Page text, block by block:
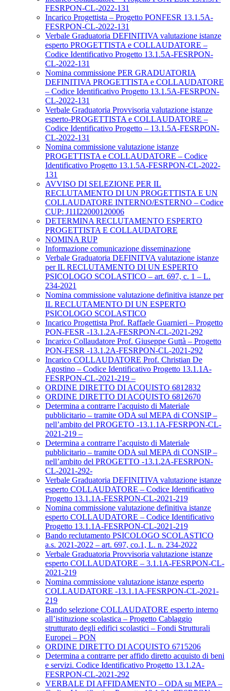
FESRPON-CL-2022-131
Incarico Progettista – Progetto PONFESR 13.1.5A-
FESRPON-CL-2022-131
Verbale Graduatoria DEFINITIVA valutazione istanze
esperto PROGETTISTA e COLLAUDATORE –
Codice Identificativo Progetto 13.1.5A-FESRPON-
CL-2022-131
Nomina commissione PER GRADUATORIA
DEFINITIVA PROGETTISTA e COLLAUDATORE
– Codice Identificativo Progetto 13.1.5A-FESRPON-
CL-2022-131
Verbale Graduatoria Provvisoria valutazione istanze
esperto-PROGETTISTA e COLLAUDATORE –
Codice Identificativo Progetto – 13.1.5A-FESRPON-
CL-2022-131
Nomina commissione valutazione istanze
PROGETTISTA e COLLAUDATORE – Codice
Identificativo Progetto 13.1.5A-FESRPON-CL-2022-
131
AVVISO DI SELEZIONE PER IL
RECLUTAMENTO DI UN PROGETTISTA E UN
COLLAUDATORE INTERNO/ESTERNO – Codice
CUP: J11I22000120006
DETERMINA RECLUTAMENTO ESPERTO
PROGETTISTA E COLLAUDATORE
NOMINA RUP
Informazione comunicazione disseminazione
Verbale Graduatoria DEFINITVA valutazione istanze
per IL RECLUTAMENTO DI UN ESPERTO
PSICOLOGO SCOLASTICO – art. 697, c. 1 – L.
234-2021
Nomina commissione valutazione definitiva istanze per
IL RECLUTAMENTO DI UN ESPERTO
PSICOLOGO SCOLASTICO
Incarico Progettista Prof. Raffaele Guarnieri – Progetto
PON-FESR -13.1.2A-FESRPON-CL-2021-292
Incarico Collaudatore Prof. Giuseppe Guttà – Progetto
PON-FESR -13.1.2A-FESRPON-CL-2021-292
Incarico COLLAUDATORE Prof. Christian De
Agostino – Codice Identificativo Progetto 13.1.1A-
FESRPON-CL-2021-219 –
ORDINE DIRETTO DI ACQUISTO 6812832
ORDINE DIRETTO DI ACQUISTO 6812670
Determina a contrarre l’acquisto di Materiale
pubblicitario – tramite ODA sul MEPA di CONSIP –
nell’ambito del PROGETO -13.1.1A-FESRPON-CL-
2021-219 –
Determina a contrarre l’acquisto di Materiale
pubblicitario – tramite ODA sul MEPA di CONSIP –
nell’ambito del PROGETTO -13.1.2A-FESRPON-
CL-2021-292-
Verbale Graduatoria DEFINITIVA valutazione istanze
esperto COLLAUDATORE – Codice Identificativo
Progetto 13.1.1A-FESRPON-CL-2021-219
Nomina commissione valutazione definitiva istanze
esperto COLLAUDATORE – Codice Identificativo
Progetto 13.1.1A-FESRPON-CL-2021-219
Bando reclutamento PSICOLOGO SCOLASTICO
a.s. 2021-2022 – art. 697, co.1, L. n. 234-2022
Verbale Graduatoria Provvisoria valutazione istanze
esperto COLLAUDATORE – 3.1.1A-FESRPON-CL-
2021-219
Nomina commissione valutazione istanze esperto
COLLAUDATORE -13.1.1A-FESRPON-CL-2021-
219
Bando selezione COLLAUDATORE esperto interno
all’istituzione scolastica – Progetto Cablaggio
strutturato degli edifici scolastici – Fondi Strutturali
Europei – PON
ORDINE DIRETTO DI ACQUISTO 6715206
Determina a contrarre per affido diretto acquisto di beni
e servizi. Codice Identificativo Progetto 13.1.2A-
FESRPON-CL-2021-292
VERBALE DI AFFIDAMENTO – ODA su MEPA –